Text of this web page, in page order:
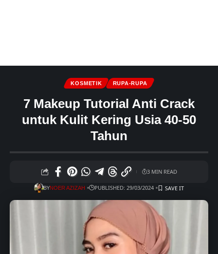
KOSMETIK RUPA-RUPA
7 Makeup Tutorial Anti Crack
untuk Kulit Kering Usia 40-50
Tahun
BYNOER AZIZAH PUBLISHED: 29/03/2024
3 MIN READ